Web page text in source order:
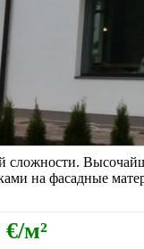
на фасадные
€/м²